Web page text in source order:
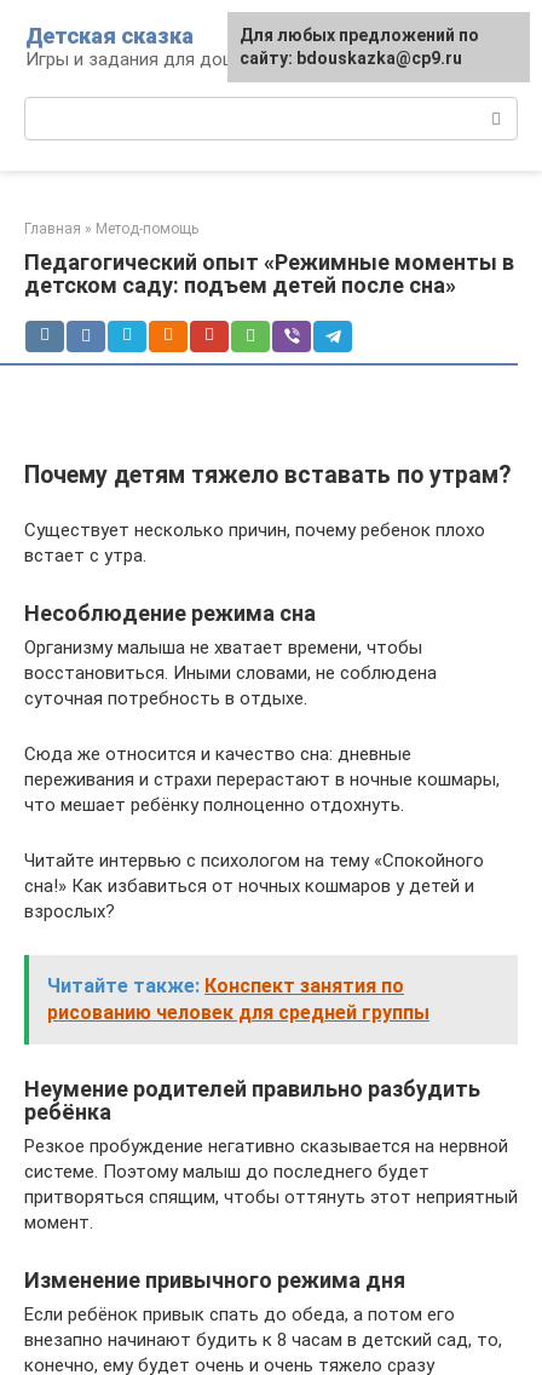
контенту
Детская сказка
Игры и задания для дошкольников
Главная » Метод-помощь
Педагогический опыт «Режимные моменты в
детском саду: подъем детей после сна»
Почему детям тяжело вставать по утрам?
Существует несколько причин, почему ребенок плохо
встает с утра.
Несоблюдение режима сна
Организму малыша не хватает времени, чтобы
восстановиться. Иными словами, не соблюдена
суточная потребность в отдыхе.
Сюда же относится и качество сна: дневные
переживания и страхи перерастают в ночные кошмары,
что мешает ребёнку полноценно отдохнуть.
Читайте интервью с психологом на тему «Спокойного
сна!» Как избавиться от ночных кошмаров у детей и
взрослых?
Читайте также: Конспект занятия по
рисованию человек для средней группы
Неумение родителей правильно разбудить
ребёнка
Резкое пробуждение негативно сказывается на нервной
системе. Поэтому малыш до последнего будет
притворяться спящим, чтобы оттянуть этот неприятный
момент.
Изменение привычного режима дня
Если ребёнок привык спать до обеда, а потом его
внезапно начинают будить к 8 часам в детский сад, то,
конечно, ему будет очень и очень тяжело сразу
Для любых предложений по
сайту: bdouskazka@cp9.ru